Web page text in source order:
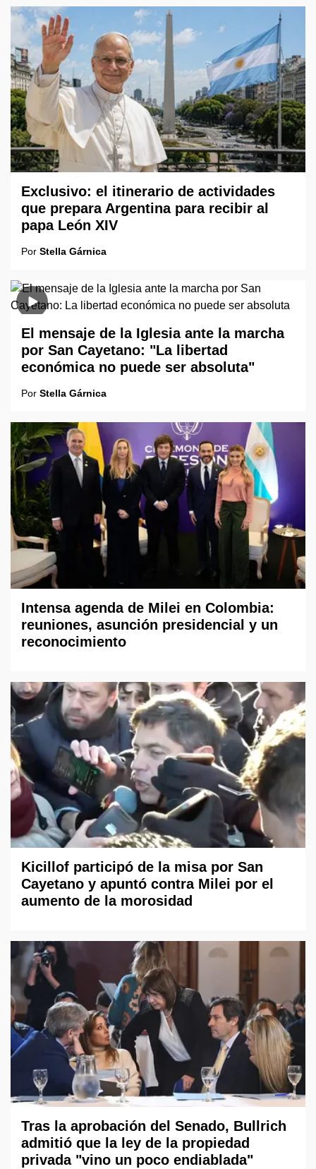
Exclusivo: el itinerario de actividades
que prepara Argentina para recibir al
papa León XIV
Por Stella Gárnica
El mensaje de la Iglesia ante la marcha
por San Cayetano: "La libertad
económica no puede ser absoluta"
Por Stella Gárnica
Intensa agenda de Milei en Colombia:
reuniones, asunción presidencial y un
reconocimiento
Kicillof participó de la misa por San
Cayetano y apuntó contra Milei por el
aumento de la morosidad
Tras la aprobación del Senado, Bullrich
admitió que la ley de la propiedad
privada "vino un poco endiablada"